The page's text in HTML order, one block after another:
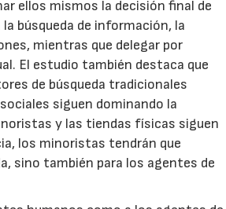
ellos mismos la decisión final de
búsqueda de información, la
mientras que delegar por
El estudio también destaca que
de búsqueda tradicionales
siguen dominando la
y las tiendas físicas siguen
los minoristas tendrán que
sino también para los agentes de